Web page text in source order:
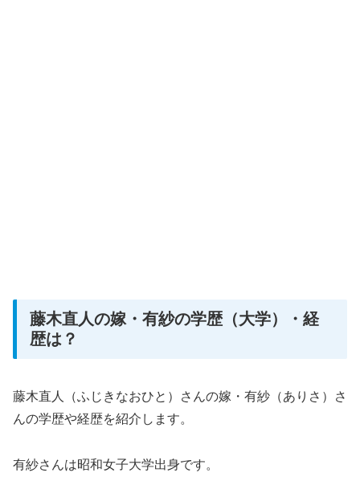
藤木直人の嫁・有紗の学歴（大学）・経
歴は？
藤木直人（ふじきなおひと）さんの嫁・有紗（ありさ）さ
んの学歴や経歴を紹介します。
有紗さんは昭和女子大学出身です。